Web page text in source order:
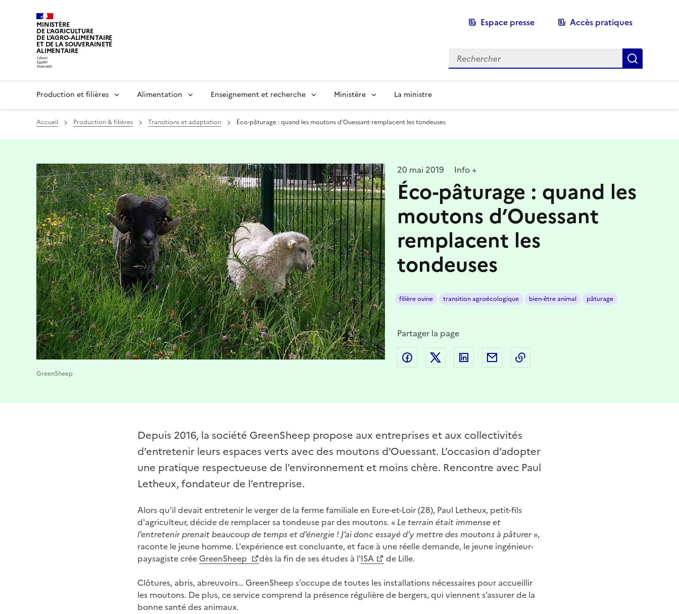
MINISTÈRE
DE L'AGRICULTURE
DE L'AGRO-ALIMENTAIRE
ET DE LA SOUVERAINETÉ
ALIMENTAIRE
Espace presse Accès pratiques
Recherche
Production et filières Alimentation Enseignement et recherche Ministère La ministre
Accueil Production & filières Transitions et adaptation Éco-pâturage : quand les moutons d’Ouessant remplacent les tondeuses
GreenSheep
20 mai 2019 Info +
Éco-pâturage : quand les
moutons d’Ouessant
remplacent les
tondeuses
filière ovine transition agroécologique bien-être animal pâturage
Partager la page
Partager sur Facebook
Partager sur Twitter
Partager sur LinkedIn
Partager par email
Depuis 2016, la société GreenSheep propose aux entreprises et aux collectivités
d’entretenir leurs espaces verts avec des moutons d’Ouessant. L’occasion d’adopter
une pratique respectueuse de l'environnement et moins chère. Rencontre avec Paul
Letheux, fondateur de l’entreprise.
Alors qu’il devait entretenir le verger de la ferme familiale en Eure-et-Loir (28), Paul Letheux, petit-fils
d'agriculteur, décide de remplacer sa tondeuse par des moutons. « Le terrain était immense et
l’entretenir prenait beaucoup de temps et d’énergie ! J’ai donc essayé d’y mettre des moutons à pâturer»,
raconte le jeune homme. L'expérience est concluante, et face à une réelle demande, le jeune ingénieur-
paysagiste créeGreenSheep dès la fin de ses études à l'ISA
de Lille.
Clôtures, abris, abreuvoirs… GreenSheep s’occupe de toutes les installations nécessaires pour accueillir
les moutons. De plus, ce service comprend la présence régulière de bergers, qui viennent s’assurer de la
bonne santé des animaux.